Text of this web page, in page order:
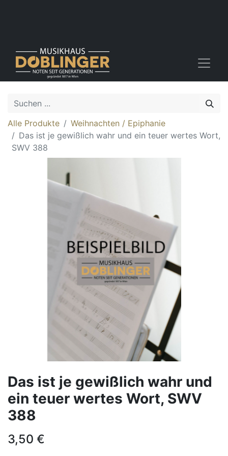
Alle Produkte
Weihnachten / Epiphanie
Das ist je gewißlich wahr und ein teuer wertes Wort,
SWV 388
Das ist je gewißlich wahr und
ein teuer wertes Wort, SWV
388
3,50 €